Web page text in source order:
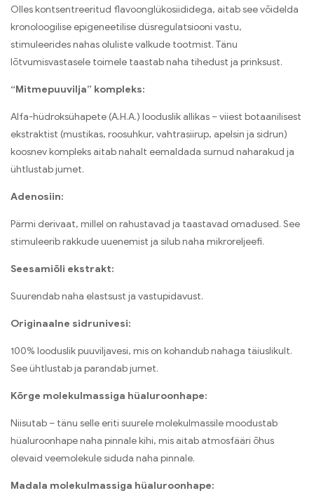
Olles kontsentreeritud flavoonglükosiididega, aitab see võidelda
kronoloogilise epigeneetilise düsregulatsiooni vastu,
stimuleerides nahas oluliste valkude tootmist. Tänu
lõtvumisvastasele toimele taastab naha tihedust ja prinksust.
“Mitmepuuvilja” kompleks:
Alfa-hüdroksühapete (A.H.A.) looduslik allikas – viiest botaanilisest
ekstraktist (mustikas, roosuhkur, vahtrasiirup, apelsin ja sidrun)
koosnev kompleks aitab nahalt eemaldada surnud naharakud ja
ühtlustab jumet.
Adenosiin:
Pärmi derivaat, millel on rahustavad ja taastavad omadused. See
stimuleerib rakkude uuenemist ja silub naha mikroreljeefi.
Seesamiõli ekstrakt:
Suurendab naha elastsust ja vastupidavust.
Originaalne sidrunivesi:
100% looduslik puuviljavesi, mis on kohandub nahaga täiuslikult.
See ühtlustab ja parandab jumet.
Kõrge molekulmassiga hüaluroonhape:
Niisutab – tänu selle eriti suurele molekulmassile moodustab
hüaluroonhape naha pinnale kihi, mis aitab atmosfääri õhus
olevaid veemolekule siduda naha pinnale.
Madala molekulmassiga hüaluroonhape: